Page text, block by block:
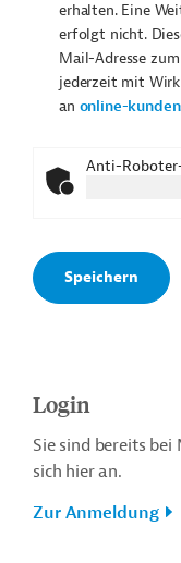
erhalten. Eine
erfolgt nicht.
Mail-Adresse
jederzeit mit
an online-
Anti-
Login
Sie sind bereits bei
sich hier an.
Zur Anmeldung